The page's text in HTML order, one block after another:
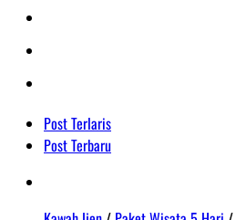
Post Terlaris
Post Terbaru